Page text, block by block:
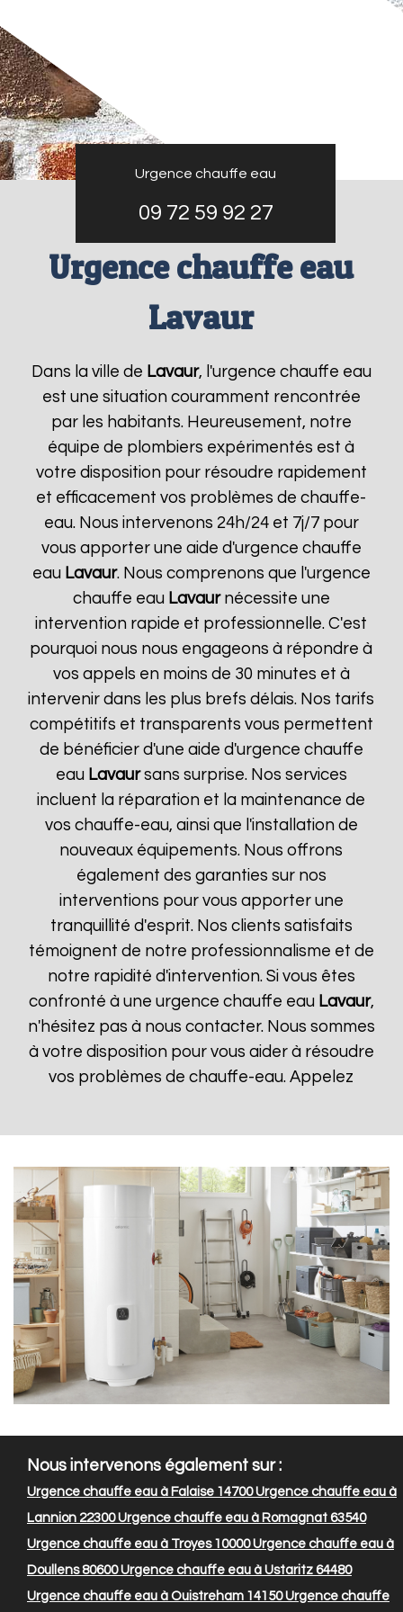
Urgence chauffe eau
09 72 59 92 27
Urgence chauffe eau
Lavaur
Dans la ville de Lavaur, l'urgence chauffe eau
est une situation couramment rencontrée
par les habitants. Heureusement, notre
équipe de plombiers expérimentés est à
votre disposition pour résoudre rapidement
et efficacement vos problèmes de chauffe-
eau. Nous intervenons 24h/24 et 7j/7 pour
vous apporter une aide d'urgence chauffe
eau Lavaur. Nous comprenons que l'urgence
chauffe eau Lavaurnécessite une
intervention rapide et professionnelle. C'est
pourquoi nous nous engageons à répondre à
vos appels en moins de 30 minutes et à
intervenir dans les plus brefs délais. Nos tarifs
compétitifs et transparents vous permettent
de bénéficier d'une aide d'urgence chauffe
eau Lavaursans surprise. Nos services
incluent la réparation et la maintenance de
vos chauffe-eau, ainsi que l'installation de
nouveaux équipements. Nous offrons
également des garanties sur nos
interventions pour vous apporter une
tranquillité d'esprit. Nos clients satisfaits
témoignent de notre professionnalisme et de
notre rapidité d'intervention. Si vous êtes
confronté à une urgence chauffe eau Lavaur,
n'hésitez pas à nous contacter. Nous sommes
à votre disposition pour vous aider à résoudre
vos problèmes de chauffe-eau. Appelez
Nous intervenons également sur :
Urgence chauffe eau à Falaise 14700Urgence chauffe eau à
Lannion 22300Urgence chauffe eau à Romagnat 63540
Urgence chauffe eau à Troyes 10000Urgence chauffe eau à
Doullens 80600Urgence chauffe eau à Ustaritz 64480
Urgence chauffe eau à Ouistreham 14150Urgence chauffe